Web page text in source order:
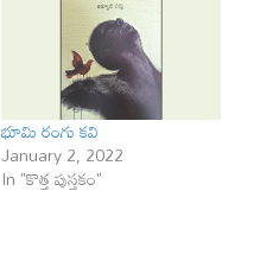
భూమి రంగు కవి
January 2, 2022
In "కొత్త పుస్తకం"